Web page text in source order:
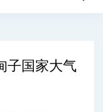
子国家大气